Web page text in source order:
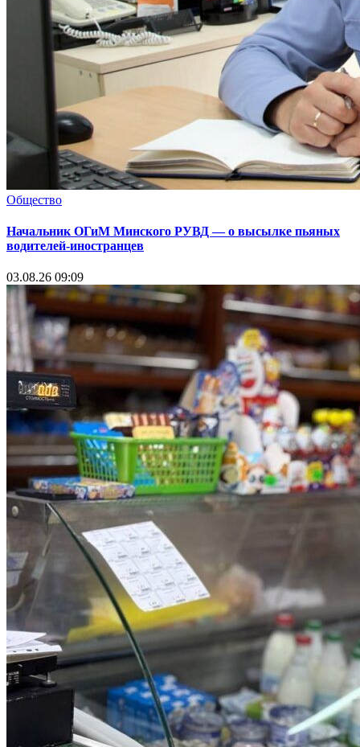
Общество
Начальник ОГиМ Минского РУВД — о высылке пьяных
водителей-иностранцев
03.08.26 09:09